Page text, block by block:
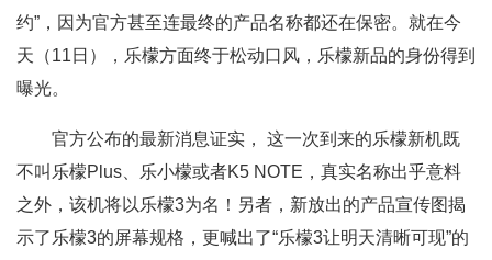
约”，因为官方甚至连最终的产品名称都还在保密。就在今
天（11日），乐檬方面终于松动口风，乐檬新品的身份得到
曝光。
官方公布的最新消息证实， 这一次到来的乐檬新机既
不叫乐檬Plus、乐小檬或者K5 NOTE，真实名称出乎意料
之外，该机将以乐檬3为名！另者，新放出的产品宣传图揭
示了乐檬3的屏幕规格，更喊出了“乐檬3让明天清晰可现”的